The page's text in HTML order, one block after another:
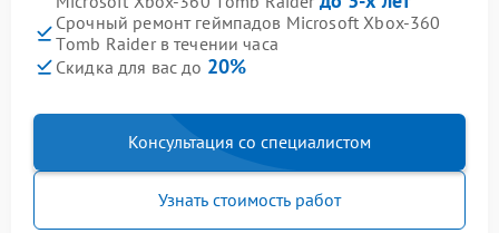
Срочный ремонт геймпадов Microsoft Xbox-360
Тomb Raider в течении часа
Скидка для вас до 20%
Консультация со специалистом
Узнать стоимость работ